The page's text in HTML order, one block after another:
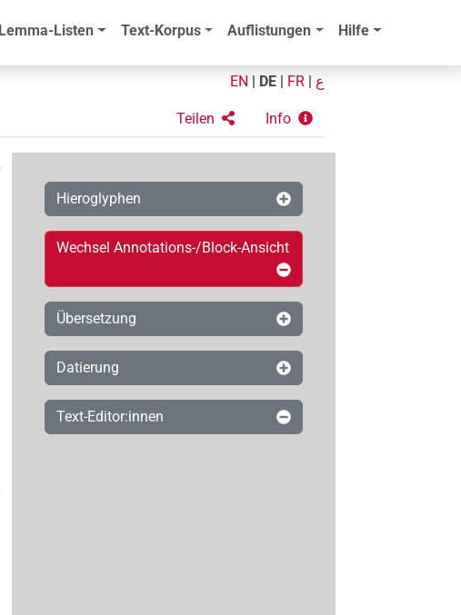
Lemma-Listen Text-Korpus Auflistungen Hilfe
EN DE FR ع
Teilen Info
Hieroglyphen
Wechsel Annotations-/Block-Ansicht
Übersetzung
Datierung
Text-Editor:innen